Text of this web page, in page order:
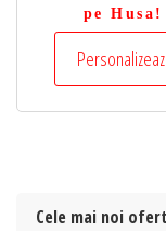
pe Husa!
Cele mai noi